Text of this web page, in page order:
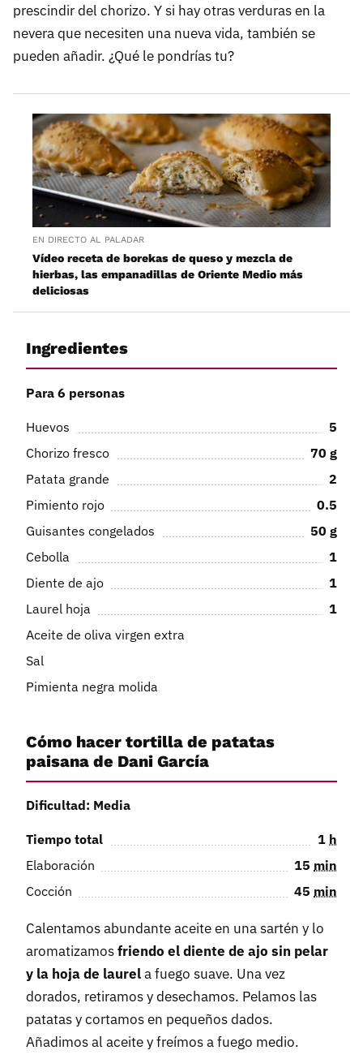
prescindir del chorizo. Y si hay otras verduras en la
nevera que necesiten una nueva vida, también se
pueden añadir. ¿Qué le pondrías tu?
EN DIRECTO AL PALADAR
Vídeo receta de borekas de queso y mezcla de
hierbas, las empanadillas de Oriente Medio más
deliciosas
Ingredientes
Para 6 personas
Huevos
5
Chorizo fresco
70 g
Patata grande
2
Pimiento rojo
0.5
Guisantes congelados
50 g
Cebolla
1
Diente de ajo
1
Laurel hoja
1
Aceite de oliva virgen extra
Sal
Pimienta negra molida
Cómo hacer tortilla de patatas
paisana de Dani García
Dificultad: Media
Tiempo total 1 h
Elaboración
15 min
Cocción
45 min
Calentamos abundante aceite en una sartén y lo
aromatizamosfriendo el diente de ajo sin pelar
y la hoja de laurela fuego suave. Una vez
dorados, retiramos y desechamos. Pelamos las
patatas y cortamos en pequeños dados.
Añadimos al aceite y freímos a fuego medio.